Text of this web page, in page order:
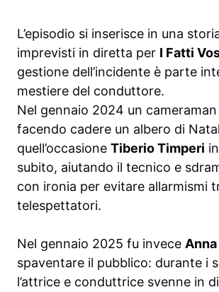
L’episodio si inserisce in una
imprevisti in diretta per I Fatti
gestione dell’incidente è parte
mestiere del conduttore.
Nel gennaio 2024 un
facendo cadere un albero di
quell’occasione Tiberio Timperi
subito, aiutando il tecnico e
con ironia per evitare allarmismi
telespettatori.
Nel gennaio 2025 fu invece
spaventare il pubblico: durante i
l’attrice e conduttrice svenne in